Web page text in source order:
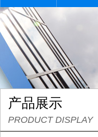
产品展示
PRODUCT DISPLAY